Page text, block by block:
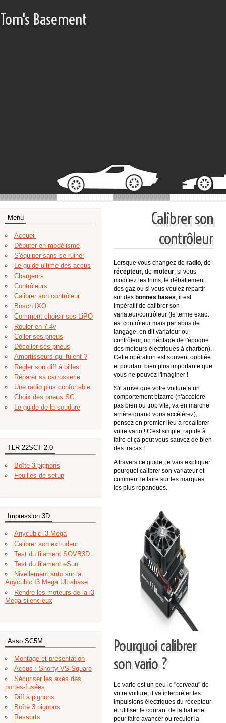
Tom's Basement
Menu
Accueil
Débuter en modélisme
S'équiper sans se ruiner
Le guide ultime des accus
Chargeurs
Contrôleurs
Calibrer son contrôleur
Bosch IXO
Comment choisir ses LiPO
Rouler en 7.4v
Coller ses pneus
Décoller ses pneus
Amortisseurs qui fuient ?
Régler son diff à billes
Réparer sa carrosserie
Une radio plus confortable
Choix des pneus SC
Le guide de la soudure
TLR 22SCT 2.0
Boîte 3 pignons
Feuilles de setup
Impression 3D
Anycubic i3 Mega
Calibrer son extrudeur
Test du filament SOVB3D
Test du filament eSun
Nivellement auto sur la
Anycubic I3 Mega Ultrabase
Rendre les moteurs de la i3
Mega silencieux
Asso SC5M
Montage et présentation
Accus : Shorty VS Square
Sécuriser les axes des
portes-fusées
Diff à pignons
Boîte 3 pignons
Ressorts
Calibrer son
contrôleur
Lorsque vous changez de radio, de
récepteur, de moteur, si vous
modifiez les trims, le débattement
des gaz ou si vous voulez repartir
sur des bonnes bases, il est
impératif de calibrer son
variateur/contrôleur (le terme exact
est contrôleur mais par abus de
langage, on dit variateur ou
contrôleur, un héritage de l'époque
des moteurs électriques à charbon).
Cette opération est souvent oubliée
et pourtant bien plus importante que
vous ne pouvez l'imaginer !
S'il arrive que votre voiture a un
comportement bizarre (n'accélère
pas bien ou trop vite, va en marche
arrière quand vous accélérez),
pensez en premier lieu à recalibrer
votre vario ! C'est simple, rapide à
faire et ça peut vous sauvez de bien
des tracas !
A travers ce guide, je vais expliquer
pourquoi calibrer son variateur et
comment le faire sur les marques
les plus répandues.
Pourquoi calibrer
son vario ?
Le vario est un peu le "cerveau" de
votre voiture, il va interpréter les
impulsions électriques du récepteur
et utiliser le courant de la batterie
pour faire avancer ou reculer la